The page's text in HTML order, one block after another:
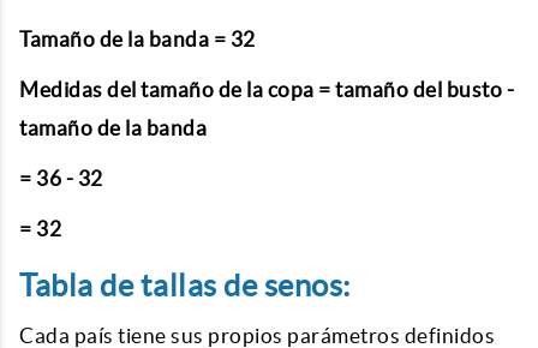
Tamaño de la banda = 32
Medidas del tamaño de la copa = tamaño del busto -
tamaño de la banda
= 36 - 32
= 32
Tabla de tallas de senos:
Cada país tiene sus propios parámetros definidos